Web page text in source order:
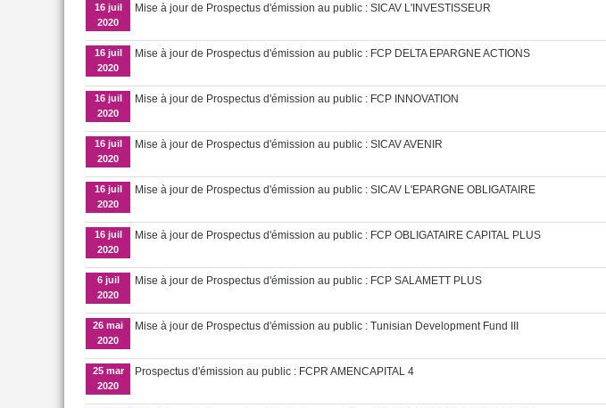
16 juil
2020
Mise à jour de Prospectus d'émission au public : SICAV L'INVESTISSEUR
16 juil
2020
Mise à jour de Prospectus d'émission au public : FCP DELTA EPARGNE ACTIONS
16 juil
2020
Mise à jour de Prospectus d'émission au public : FCP INNOVATION
16 juil
2020
Mise à jour de Prospectus d'émission au public : SICAV AVENIR
16 juil
2020
Mise à jour de Prospectus d'émission au public : SICAV L'EPARGNE OBLIGATAIRE
16 juil
2020
Mise à jour de Prospectus d'émission au public : FCP OBLIGATAIRE CAPITAL PLUS
6 juil
2020
Mise à jour de Prospectus d'émission au public : FCP SALAMETT PLUS
26 mai
2020
Mise à jour de Prospectus d'émission au public : Tunisian Development Fund III
25 mar
2020
Prospectus d'émission au public : FCPR AMENCAPITAL 4